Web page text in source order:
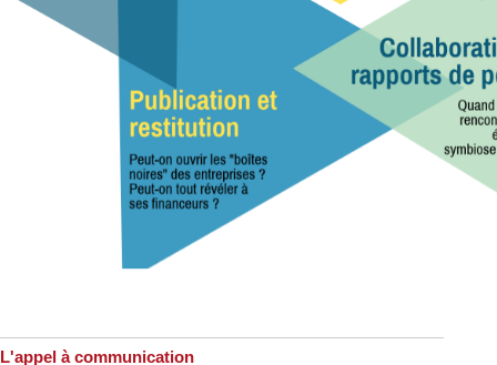
L'appel à communication